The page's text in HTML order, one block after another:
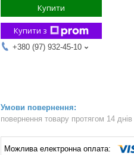
Купити
Купити з
+380 (97) 932-45-10
повернення товару протягом 14 днів